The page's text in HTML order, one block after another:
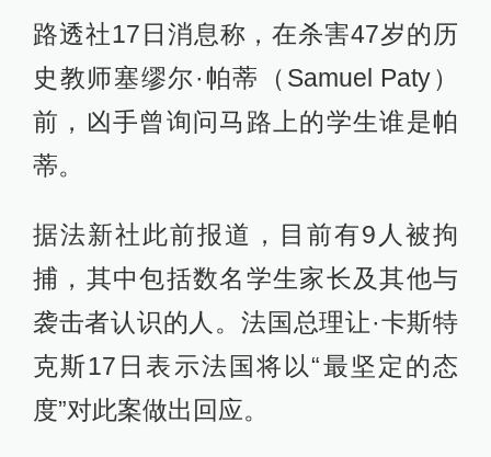
路透社17日消息称，在杀害47岁的历
史教师塞缪尔·帕蒂（Samuel Paty）
前，凶手曾询问马路上的学生谁是帕
蒂。
据法新社此前报道，目前有9人被拘
捕，其中包括数名学生家长及其他与
袭击者认识的人。法国总理让·卡斯特
克斯17日表示法国将以“最坚定的态
度”对此案做出回应。